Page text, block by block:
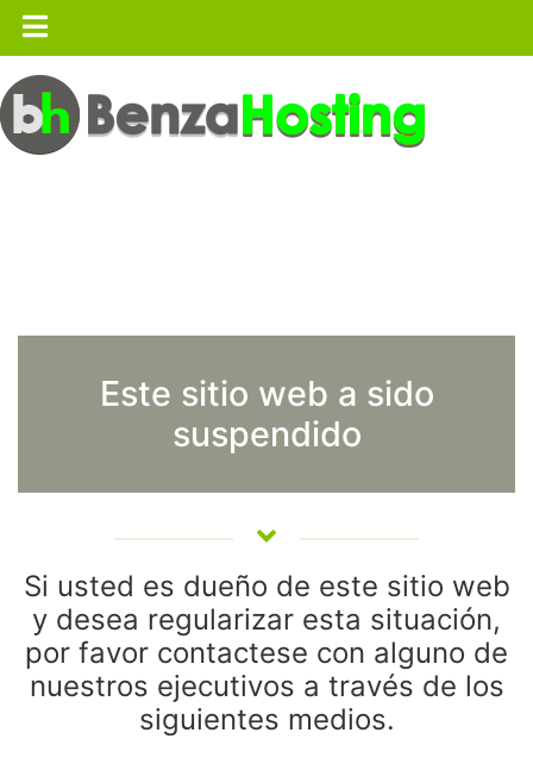
Este sitio web a sido
suspendido
Si usted es dueño de este sitio web
y desea regularizar esta situación,
por favor contactese con alguno de
nuestros ejecutivos a través de los
siguientes medios.